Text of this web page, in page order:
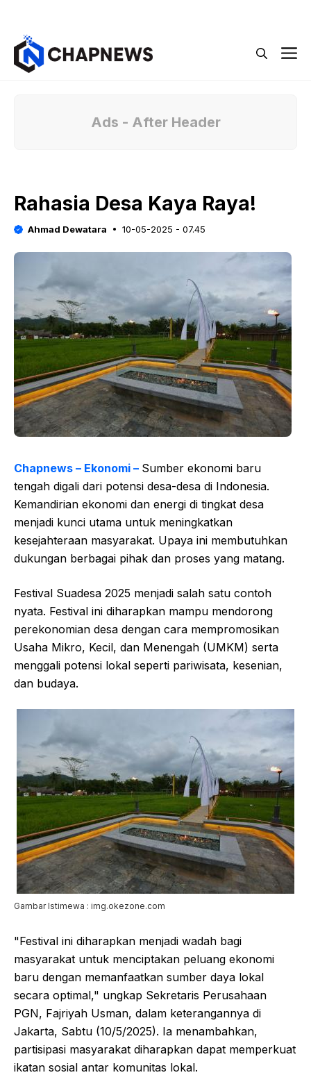
Ads - After Header
Rahasia Desa Kaya Raya!
Ahmad Dewatara 10-05-2025 - 07.45
Chapnews – Ekonomi – Sumber ekonomi baru
tengah digali dari potensi desa-desa di Indonesia.
Kemandirian ekonomi dan energi di tingkat desa
menjadi kunci utama untuk meningkatkan
kesejahteraan masyarakat. Upaya ini membutuhkan
dukungan berbagai pihak dan proses yang matang.
Festival Suadesa 2025 menjadi salah satu contoh
nyata. Festival ini diharapkan mampu mendorong
perekonomian desa dengan cara mempromosikan
Usaha Mikro, Kecil, dan Menengah (UMKM) serta
menggali potensi lokal seperti pariwisata, kesenian,
dan budaya.
Gambar Istimewa : img.okezone.com
"Festival ini diharapkan menjadi wadah bagi
masyarakat untuk menciptakan peluang ekonomi
baru dengan memanfaatkan sumber daya lokal
secara optimal," ungkap Sekretaris Perusahaan
PGN, Fajriyah Usman, dalam keterangannya di
Jakarta, Sabtu (10/5/2025). Ia menambahkan,
partisipasi masyarakat diharapkan dapat memperkuat
ikatan sosial antar komunitas lokal.